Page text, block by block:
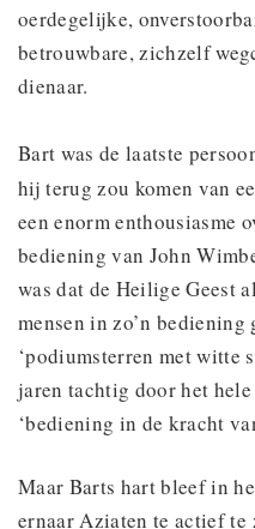
oerdegelijke,
betrouwbare, zichzelf
dienaar.
Bart was de laatste
hij terug zou komen van
een enorm enthousiasme
bediening van John
was dat de Heilige Geest
mensen in zo’n
‘podiumsterren met witte
jaren tachtig door het
‘bediening in de kracht
Maar Barts hart bleef in
ernaar Aziaten te actief